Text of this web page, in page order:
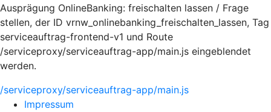
Ausprägung OnlineBanking: freischalten lassen / Frage
stellen, der ID vrnw_onlinebanking_freischalten_lassen, Tag
serviceauftrag-frontend-v1 und Route
/serviceproxy/serviceauftrag-app/main.js eingeblendet
werden.
/serviceproxy/serviceauftrag-app/main.js
Impressum